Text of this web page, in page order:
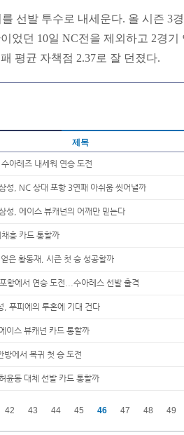
선발 투수로 내세운다. 올 시즌 3
었던 10일 NC전을 제외하고 2경
평균 자책점 2.37로 잘 던졌다.
제목
아레즈 내세워 연승 도전
성, NC 상대 포항 3연패 아쉬움 씻어낼까
성, 에이스 뷰캐넌의 어깨만 믿는다
흥 카드 통할까
은 황동재, 시즌 첫 승 성공할까
항에서 연승 도전...수아레스 선발 출격
, 푸피에의 투혼에 기대 건다
이스 뷰캐넌 카드 통할까
에서 복귀 첫 승 도전
윤동 대체 선발 카드 통할까
42 43 44 45 46 47 48 49